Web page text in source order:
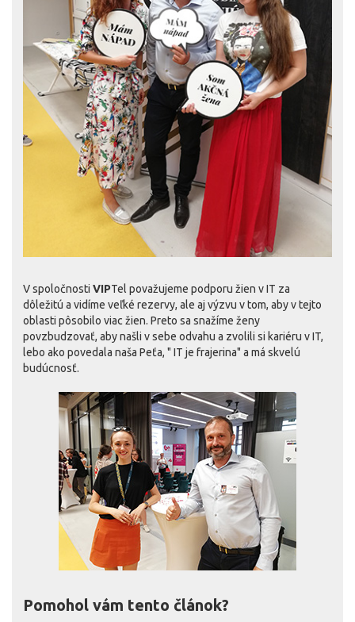
V spoločnosti VIPTel považujeme podporu žien v IT za
dôležitú a vidíme veľké rezervy, ale aj výzvu v tom, aby v tejto
oblasti pôsobilo viac žien. Preto sa snažíme ženy
povzbudzovať, aby našli v sebe odvahu a zvolili si kariéru v IT,
lebo ako povedala naša Peťa, " IT je frajerina" a má skvelú
budúcnosť.
Pomohol vám tento článok?